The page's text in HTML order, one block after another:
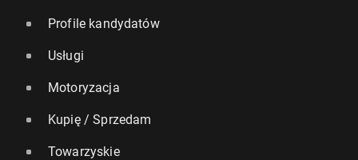
Profile kandydatów
Usługi
Motoryzacja
Kupię / Sprzedam
Towarzyskie